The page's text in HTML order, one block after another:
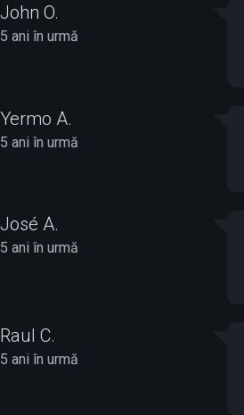
John O.
5 ani în urmă
Yermo A.
5 ani în urmă
José A.
5 ani în urmă
Raul C.
5 ani în urmă